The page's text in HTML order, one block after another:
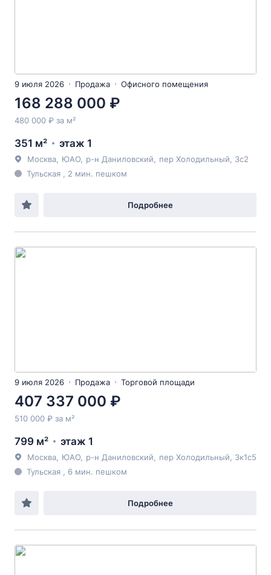
9 июля 2026 Продажа Офисного помещения
168 288 000 ₽
480 000 ₽ за м²
351 м² этаж 1
Москва ЮАО р-н Даниловский пер Холодильный , 3с2
Тульская , 2 мин. пешком
Подробнее
9 июля 2026 Продажа Торговой площади
407 337 000 ₽
510 000 ₽ за м²
799 м² этаж 1
Москва ЮАО р-н Даниловский пер Холодильный , 3к1с5
Тульская , 6 мин. пешком
Подробнее